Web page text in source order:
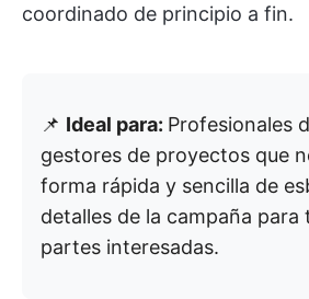
coordinado de principio a fin.
📌 Ideal para: Profesionales
gestores de proyectos que
forma rápida y sencilla de
detalles de la campaña para
partes interesadas.